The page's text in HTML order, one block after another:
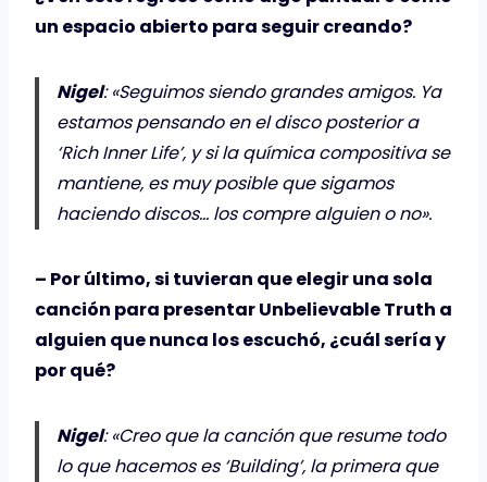
un espacio abierto para seguir creando?
Nigel: «Seguimos siendo grandes amigos. Ya
estamos pensando en el disco posterior a
‘Rich Inner Life’, y si la química compositiva se
mantiene, es muy posible que sigamos
haciendo discos… los compre alguien o no».
– Por último, si tuvieran que elegir una sola
canción para presentar Unbelievable Truth a
alguien que nunca los escuchó, ¿cuál sería y
por qué?
Nigel: «Creo que la canción que resume todo
lo que hacemos es ‘Building’, la primera que